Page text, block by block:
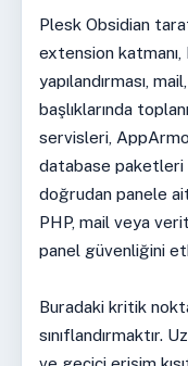
Plesk Obsidian
extension
yapılandırması,
başlıklarında
servisleri,
database paketleri
doğrudan panele
PHP, mail veya
panel güvenliğini
Buradaki kritik
sınıflandırmaktır.